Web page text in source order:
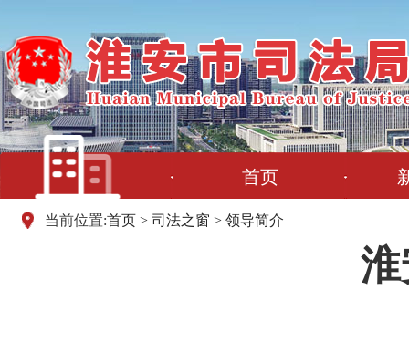
首页
当前位置:首页 >司法之窗 >领导简介